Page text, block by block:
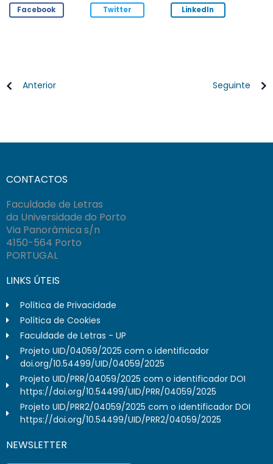
Facebook Twitter LinkedIn
Anterior Seguinte
CONTACTOS
Faculdade de Letras
da Universidade do Porto
Via Panorâmica s/n
4150-564 Porto
PORTUGAL
LINKS ÚTEIS
Política de Privacidade
Política de Cookies
Faculdade de Letras - UP
Projeto UID/04059/2025 com o identificador
doi.org/10.54499/UID/04059/2025
Projeto UID/PRR/04059/2025 com o identificador DOI
https://doi.org/10.54499/UID/PRR/04059/2025
Projeto UID/PRR2/04059/2025 com o identificador DOI
https://doi.org/10.54499/UID/PRR2/04059/2025
NEWSLETTER